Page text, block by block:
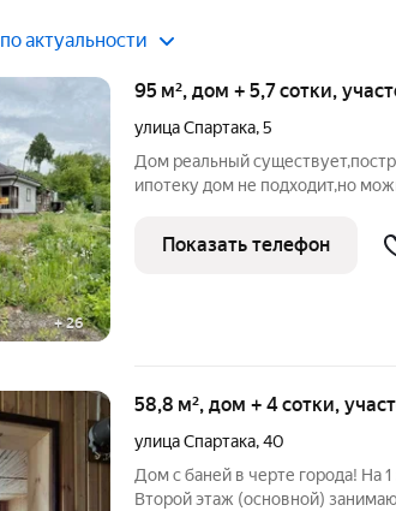
по актуальности
+26
95 м², дом + 5,7 сотки,
улица Спартака,5
Дом реальный
ипотеку дом не подходит,но
чистой части города или для
повезло!!
Показать телефон
58,8 м², дом + 4 сотки,
улица Спартака,40
Дом с баней в черте города! На
Второй этаж (основной)